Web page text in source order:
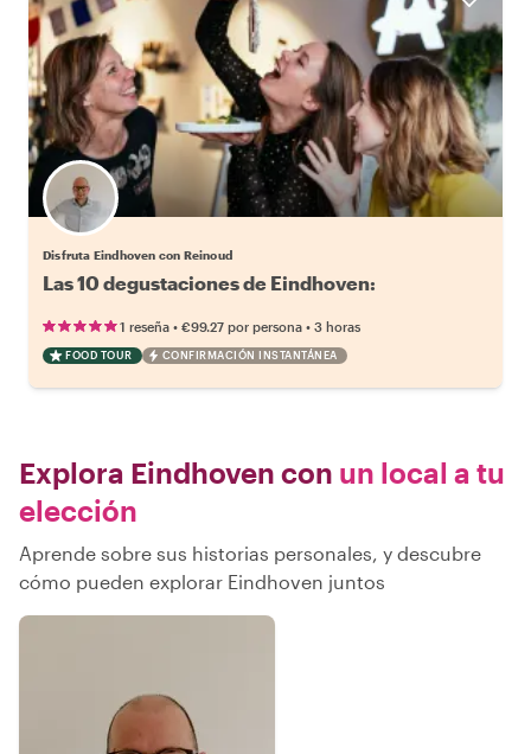
Disfruta Eindhoven con Reinoud
1 reseña • €99.27 por persona • 3 horas
FOOD TOUR CONFIRMACIÓN INSTANTÁNEA
Explora Eindhoven con un local a tu
elección
Aprende sobre sus historias personales, y descubre
cómo pueden explorar Eindhoven juntos